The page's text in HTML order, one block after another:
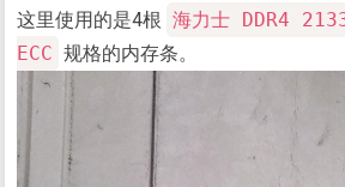
这里使用的是4根 海力士 DDR4
ECC 规格的内存条。